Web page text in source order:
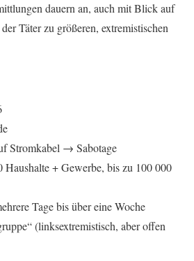
dauern an, auch mit Blick auf
Täter zu größeren, extremistischen
Stromkabel → Sabotage
Haushalte + Gewerbe, bis zu 100 000
Tage bis über eine Woche
(linksextremistisch, aber offen